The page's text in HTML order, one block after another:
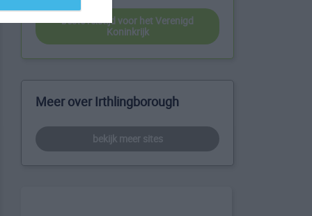
beste reistijd voor het Verenigd
Koninkrijk
Meer over Irthlingborough
bekijk meer sites